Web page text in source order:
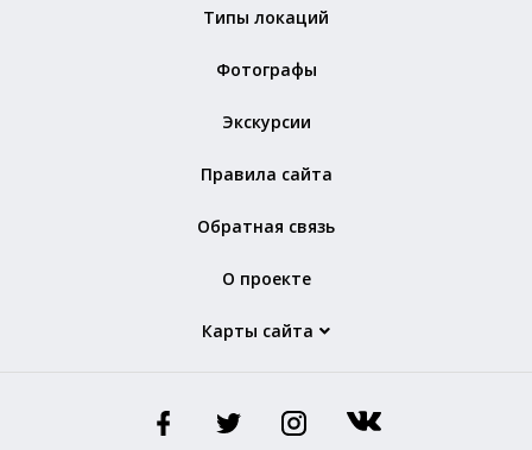
Типы локаций
Фотографы
Экскурсии
Правила сайта
Обратная связь
О проекте
Карты сайта